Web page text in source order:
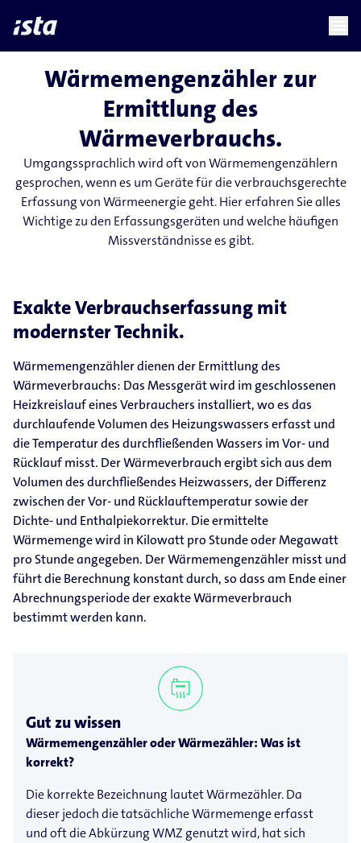
languagechevron_right
Wärmemengenzähler zur
Ermittlung des
Wärmeverbrauchs.
Umgangssprachlich wird oft von Wärmemengenzählern
gesprochen, wenn es um Geräte für die verbrauchsgerechte
Erfassung von Wärmeenergie geht. Hier erfahren Sie alles
Wichtige zu den Erfassungsgeräten und welche häufigen
Missverständnisse es gibt.
Exakte Verbrauchserfassung mit
modernster Technik.
Wärmemengenzähler dienen der Ermittlung des
Wärmeverbrauchs: Das Messgerät wird im geschlossenen
Heizkreislauf eines Verbrauchers installiert, wo es das
durchlaufende Volumen des Heizungswassers erfasst und
die Temperatur des durchfließenden Wassers im Vor- und
Rücklauf misst. Der Wärmeverbrauch ergibt sich aus dem
Volumen des durchfließendes Heizwassers, der Differenz
zwischen der Vor- und Rücklauftemperatur sowie der
Dichte- und Enthalpiekorrektur. Die ermittelte
Wärmemenge wird in Kilowatt pro Stunde oder Megawatt
pro Stunde angegeben. Der Wärmemengenzähler misst und
führt die Berechnung konstant durch, so dass am Ende einer
Abrechnungsperiode der exakte Wärmeverbrauch
bestimmt werden kann.
Gut zu wissen
Wärmemengenzähler oder Wärmezähler: Was ist
korrekt?
Die korrekte Bezeichnung lautet Wärmezähler. Da
dieser jedoch die tatsächliche Wärmemenge erfasst
und oft die Abkürzung WMZ genutzt wird, hat sich